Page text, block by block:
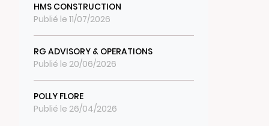
HMS CONSTRUCTION
Publié le 11/07/2026
RG ADVISORY & OPERATIONS
Publié le 20/06/2026
POLLY FLORE
Publié le 26/04/2026